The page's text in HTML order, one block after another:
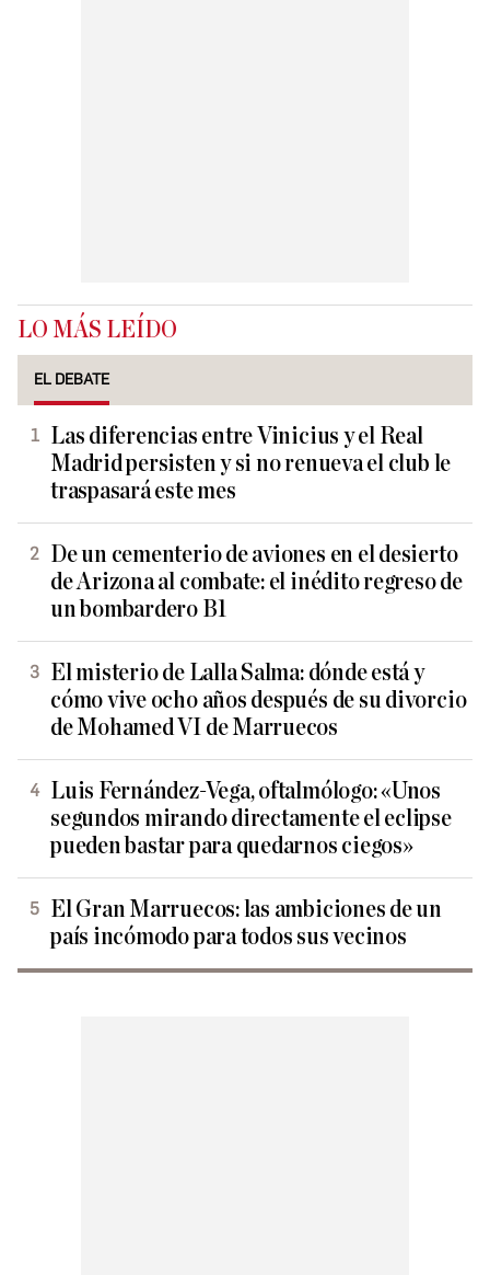
LO MÁS LEÍDO
EL DEBATE
Las diferencias entre Vinicius y el Real
Madrid persisten y si no renueva el club le
traspasará este mes
De un cementerio de aviones en el desierto
de Arizona al combate: el inédito regreso de
un bombardero B1
El misterio de Lalla Salma: dónde está y
cómo vive ocho años después de su divorcio
de Mohamed VI de Marruecos
Luis Fernández-Vega, oftalmólogo: «Unos
segundos mirando directamente el eclipse
pueden bastar para quedarnos ciegos»
El Gran Marruecos: las ambiciones de un
país incómodo para todos sus vecinos